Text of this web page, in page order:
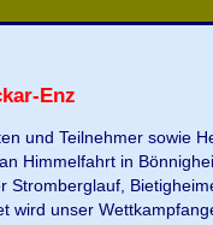
Enz
und Teilnehmer sowie
Himmelfahrt in
Stromberglauf,
wird unser